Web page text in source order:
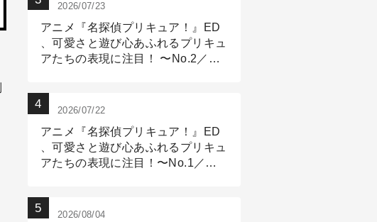
2026/07/23
アニメ『名探偵プリキュア！』ED
、可愛さと遊び心あふれるプリキュ
アたちの表現に注目！ 〜No.2／モ
2026/07/22
アニメ『名探偵プリキュア！』ED
、可愛さと遊び心あふれるプリキュ
アたちの表現に注目！〜No.1／演
2026/08/04